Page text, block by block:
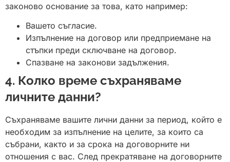
законово основание за това, като например:
Вашето съгласие.
Изпълнение на договор или предприемане на
стъпки преди сключване на договор.
Спазване на законови задължения.
4. Колко време съхраняваме
личните данни?
Съхраняваме вашите лични данни за период, който е
необходим за изпълнение на целите, за които са
събрани, както и за срока на договорните ни
отношения с вас. След прекратяване на договорните